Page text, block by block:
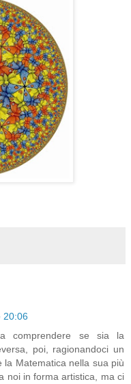
20:06
comprendere se sia la
poi, ragionandoci un
Matematica nella sua più
noi in forma artistica, ma ci